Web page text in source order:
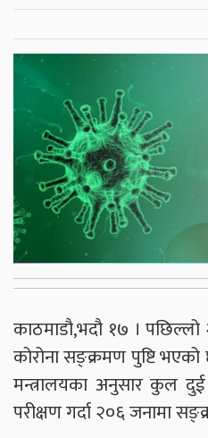
काठमाडौ,भदौ १७ ।
कोरोना सङ्क्रमण पुष्टि
मन्त्रालयका अनुसार कुल दुई
परीक्षण गर्दा २०६ जनामा